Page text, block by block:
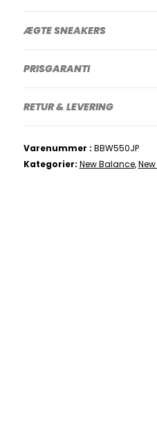
ÆGTE SNEAKERS
PRISGARANTI
RETUR & LEVERING
Varenummer
BBW550JP
Kategorier New Balance,